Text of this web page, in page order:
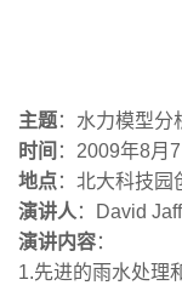
主题：水力模型分
时间 ：2009年8月
地点：北大科技园
演讲人 ：David
演讲内容：
1.先进的雨水处理